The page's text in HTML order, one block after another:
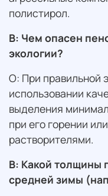
полистирол.
В: Чем опасен
экологии?
О: При правильной
использовании
выделения
при его горении
растворителями.
В: Какой толщины
средней зимы